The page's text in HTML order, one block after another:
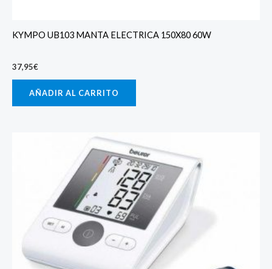
KYMPO UB103 MANTA ELECTRICA 150X80 60W
37,95€
AÑADIR AL CARRITO